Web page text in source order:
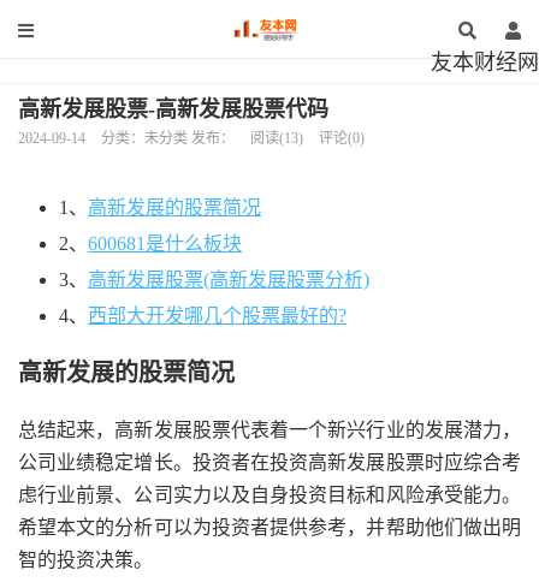
友本财经网
高新发展股票-高新发展股票代码
2024-09-14 分类：未分类 发布： 阅读(13) 评论(0)
1、 高新发展的股票简况
2、 600681是什么板块
3、 高新发展股票(高新发展股票分析)
4、 西部大开发哪几个股票最好的?
高新发展的股票简况
总结起来，高新发展股票代表着一个新兴行业的发展潜力，
公司业绩稳定增长。投资者在投资高新发展股票时应综合考
虑行业前景、公司实力以及自身投资目标和风险承受能力。
希望本文的分析可以为投资者提供参考，并帮助他们做出明
智的投资决策。